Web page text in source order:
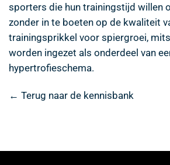
sporters die hun trainingstijd willen
zonder in te boeten op de kwaliteit
trainingsprikkel voor spiergroei,
worden ingezet als onderdeel van
hypertrofieschema.
← Terug naar de kennisbank